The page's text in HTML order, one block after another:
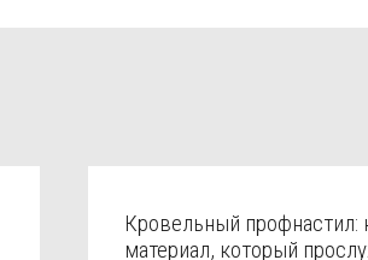
Кровельный профнастил:
материал, который